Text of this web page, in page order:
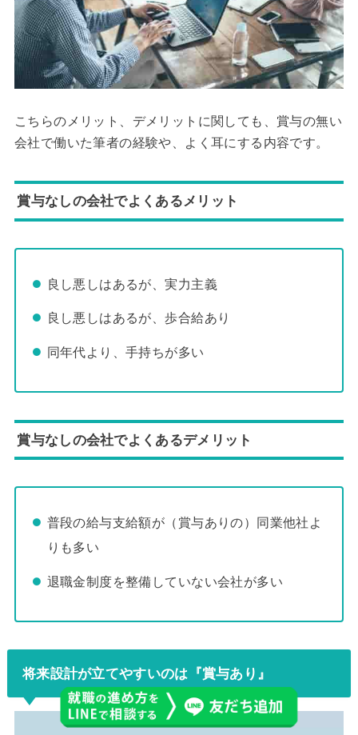
こちらのメリット、デメリットに関しても、賞与の無い
会社で働いた筆者の経験や、よく耳にする内容です。
賞与なしの会社でよくあるメリット
良し悪しはあるが、実力主義
良し悪しはあるが、歩合給あり
同年代より、手持ちが多い
賞与なしの会社でよくあるデメリット
普段の給与支給額が（賞与ありの）同業他社よ
りも多い
退職金制度を整備していない会社が多い
将来設計が立てやすいのは『賞与あり』